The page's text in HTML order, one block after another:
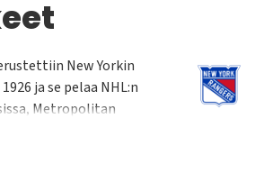
New Yorkin
ja se pelaa NHL:n
Metropolitan
Square Gardenissa jonka